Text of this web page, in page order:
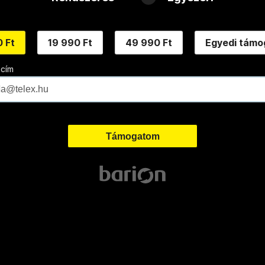
Ft 19 990 Ft 49 990 Ft Egyedi